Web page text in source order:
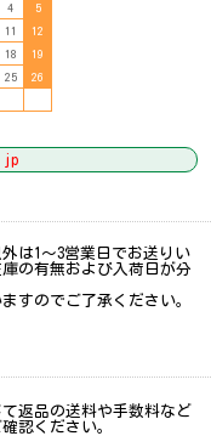
4
5
11
12
18
19
25
26
は1～3営業日でお送りい
の有無および入荷日が分
すのでご了承ください。
返品の送料や手数料など
認ください。